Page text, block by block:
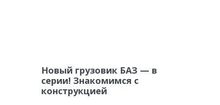
Новый грузовик БАЗ — в
серии! Знакомимся с
конструкцией